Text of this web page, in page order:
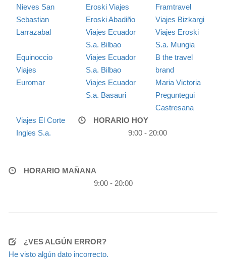
Nieves San
Sebastian
Larrazabal
Eroski Viajes
Eroski Abadiño
Framtravel
Viajes Bizkargi
Viajes Ecuador
S.a. Bilbao
Viajes Eroski
S.a. Mungia
Equinoccio
Viajes
Viajes Ecuador
S.a. Bilbao
B the travel
brand
Euromar
Viajes Ecuador
S.a. Basauri
Maria Victoria
Preguntegui
Castresana
Viajes El Corte
Ingles S.a.
HORARIO HOY
9:00 - 20:00
HORARIO MAÑANA
9:00 - 20:00
¿VES ALGÚN ERROR?
He visto algún dato incorrecto.